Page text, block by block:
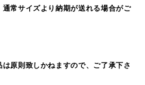
常サイズより納期が送れる場合がご
原則致しかねますので、ご了承下さ